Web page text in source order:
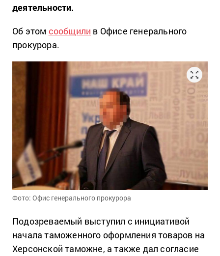
деятельности.
Об этом сообщили в Офисе генерального
прокурора.
Фото: Офис генерального прокурора
Подозреваемый выступил с инициативой
начала таможенного оформления товаров на
Херсонской таможне, а также дал согласие